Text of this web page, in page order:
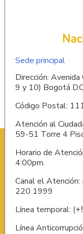
Sede principal
Dirección:
9 y 10) Bogotá
Código Postal:
Atención al
59-51 Torre 4
Horario de
4:00pm.
Canal el
220 1999
Línea temporal:
Línea